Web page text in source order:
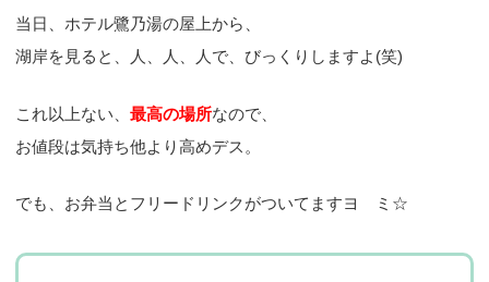
当日、ホテル鷺乃湯の屋上から、
湖岸を見ると、人、人、人で、びっくりしますよ(笑)
これ以上ない、最高の場所なので、
お値段は気持ち他より高めデス。
でも、お弁当とフリードリンクがついてますヨ ミ☆